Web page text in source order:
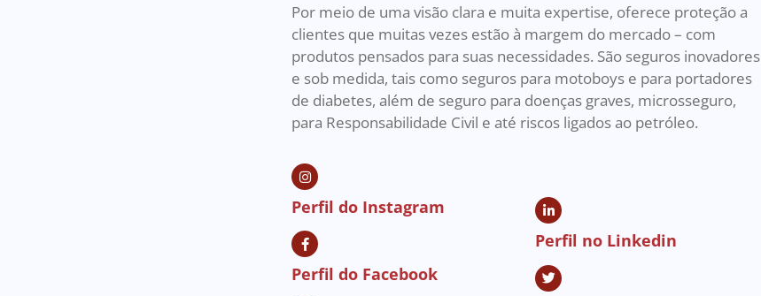
Por meio de uma visão clara e muita expertise, oferece proteção a
clientes que muitas vezes estão à margem do mercado – com
produtos pensados para suas necessidades. São seguros inovadores
e sob medida, tais como seguros para motoboys e para portadores
de diabetes, além de seguro para doenças graves, microsseguro,
para Responsabilidade Civil e até riscos ligados ao petróleo.
Perfil do Instagram
Perfil do Facebook
Perfil no Linkedin